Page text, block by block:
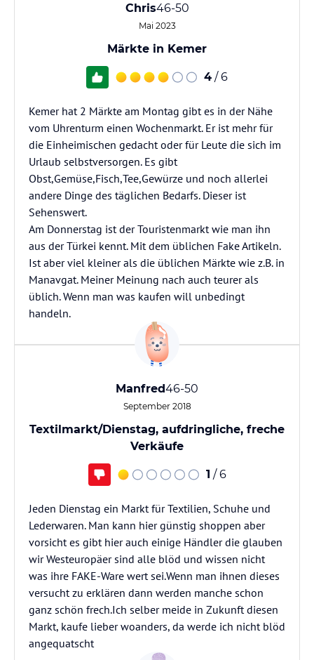
Chris46-50
Mai 2023
Märkte in Kemer
4 / 6
Kemer hat 2 Märkte am Montag gibt es in der Nähe
vom Uhrenturm einen Wochenmarkt. Er ist mehr für
die Einheimischen gedacht oder für Leute die sich im
Urlaub selbstversorgen. Es gibt
Obst,Gemüse,Fisch,Tee,Gewürze und noch allerlei
andere Dinge des täglichen Bedarfs. Dieser ist
Sehenswert.
Am Donnerstag ist der Touristenmarkt wie man ihn
aus der Türkei kennt. Mit dem üblichen Fake Artikeln.
Ist aber viel kleiner als die üblichen Märkte wie z.B. in
Manavgat. Meiner Meinung nach auch teurer als
üblich. Wenn man was kaufen will unbedingt
handeln.
Manfred46-50
September 2018
Textilmarkt/Dienstag, aufdringliche, freche
Verkäufe
1 / 6
Jeden Dienstag ein Markt für Textilien, Schuhe und
Lederwaren. Man kann hier günstig shoppen aber
vorsicht es gibt hier auch einige Händler die glauben
wir Westeuropäer sind alle blöd und wissen nicht
was ihre FAKE-Ware wert sei.Wenn man ihnen dieses
versucht zu erklären dann werden manche schon
ganz schön frech.Ich selber meide in Zukunft diesen
Markt, kaufe lieber woanders, da werde ich nicht blöd
angequatscht